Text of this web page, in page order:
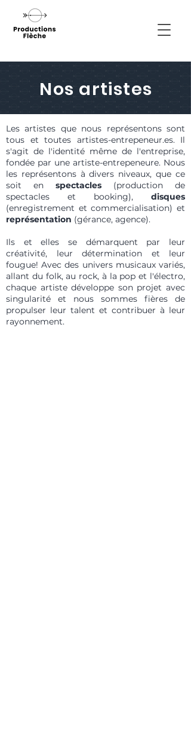
Nos artistes
Les artistes que nous représentons sont
tous et toutes artistes-entrepeneur.es. Il
s'agit de l'identité même de l'entreprise,
fondée par une artiste-entrepeneure. Nous
les représentons à divers niveaux, que ce
soit en spectacles (production de
spectacles et booking), disques
(enregistrement et commercialisation) et
représentation (gérance, agence).
Ils et elles se démarquent par leur
créativité, leur détermination et leur
fougue! Avec des univers musicaux variés,
allant du folk, au rock, à la pop et l'électro,
chaque artiste développe son projet avec
singularité et nous sommes fières de
propulser leur talent et contribuer à leur
rayonnement.